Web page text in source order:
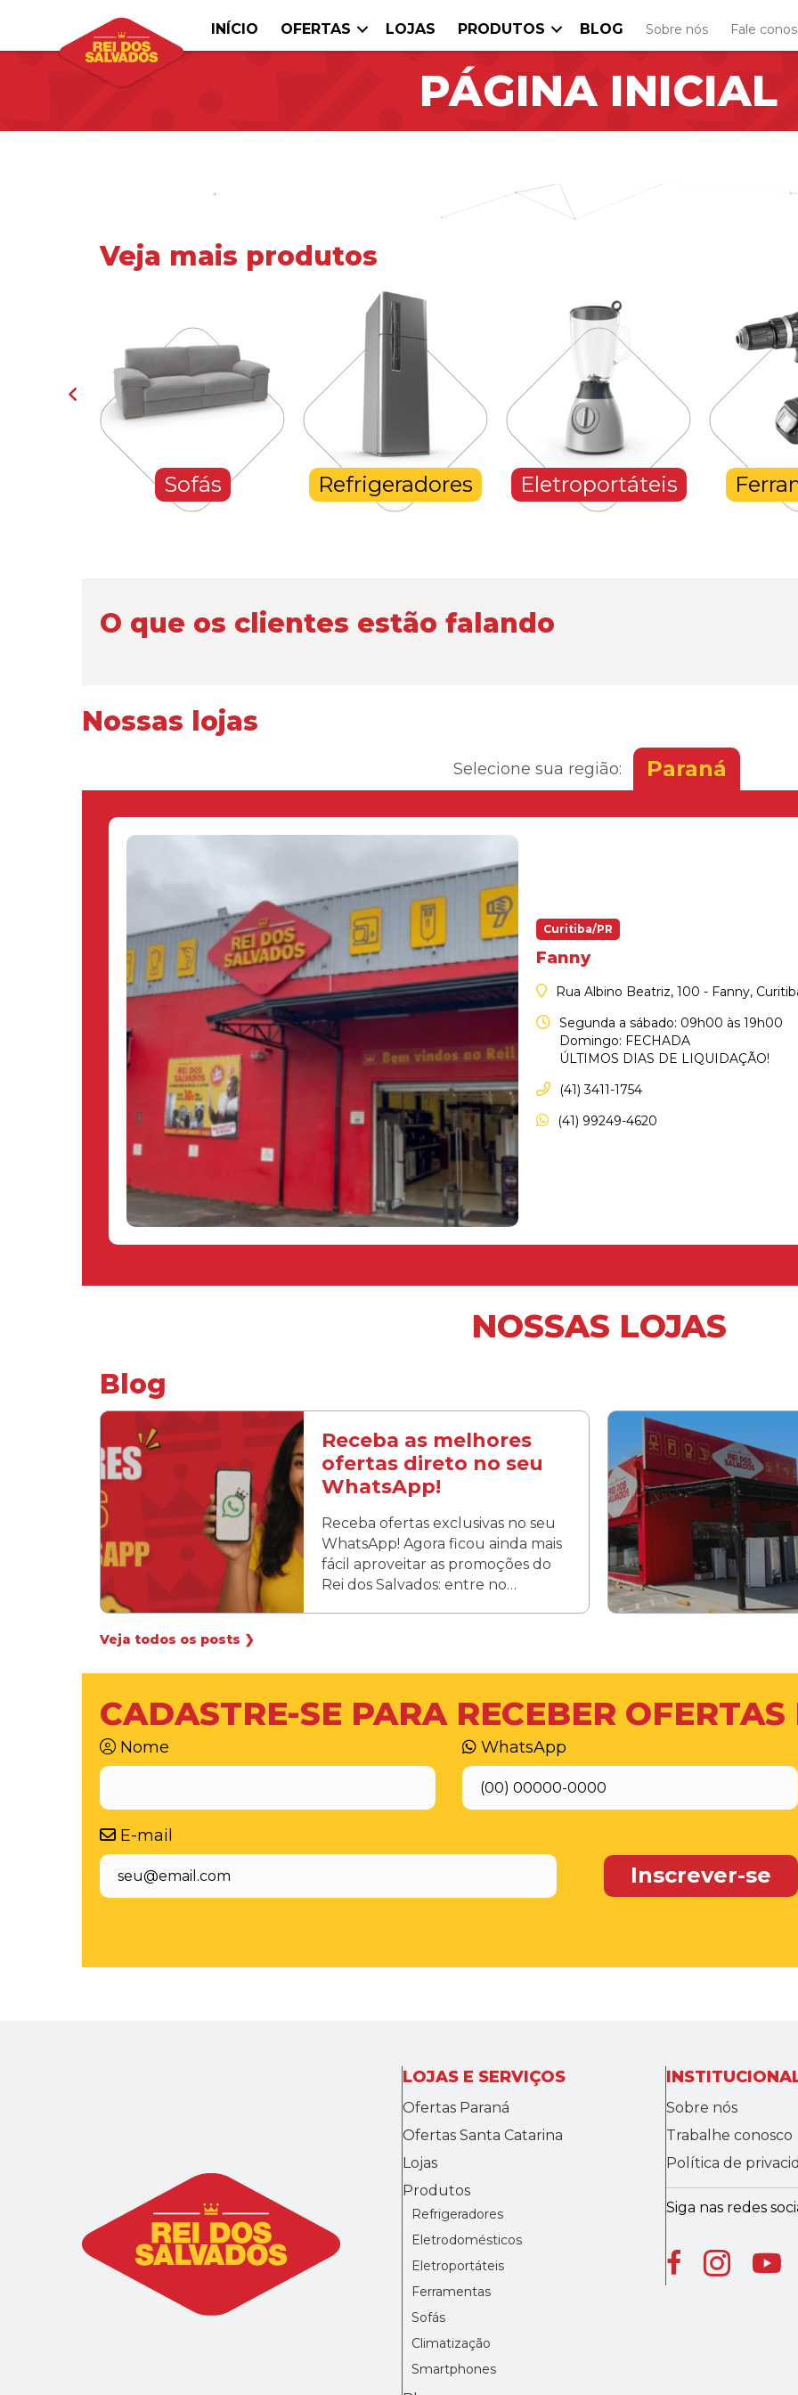
INÍCIO OFERTAS LOJAS PRODUTOS BLOG Sobre nós Fale
PÁGINA INICIAL
Veja mais produtos
Sofás Refrigeradores Eletroportáteis
O que os clientes estão falando
Nossas lojas
Selecione sua região: Paraná
Curitiba/PR
Fanny
Rua Albino Beatriz, 100 - Fanny,
Segunda a sábado: 09h00 às 19h00
Domingo: FECHADA
ÚLTIMOS DIAS DE LIQUIDAÇÃO!
(41) 3411-1754
(41) 99249-4620
NOSSAS LOJAS
Blog
Receba as melhores
ofertas direto no seu
WhatsApp!
Receba ofertas exclusivas no seu
WhatsApp! Agora ficou ainda mais
fácil aproveitar as promoções do
Rei dos Salvados: entre no…
Veja todos os posts ❯
CADASTRE-SE PARA RECEBER
Nome WhatsApp
E-mail
LOJAS E SERVIÇOS
Ofertas Paraná
Ofertas Santa Catarina
Lojas
Produtos
Refrigeradores
Eletrodomésticos
Eletroportáteis
Ferramentas
Sofás
Climatização
Smartphones
Sobre nós
Trabalhe conosco
Política de
Siga nas redes